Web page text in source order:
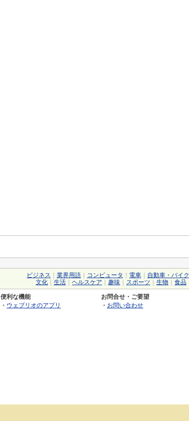
ビジネス 業界用語 コンピュータ 電車 自動車・バイク
文化
生活 ヘルスケア 趣味 スポーツ 生物 食品
便利な機能
・ ウェブリオのアプリ
お問合せ・ご要望
・ お問い合わせ